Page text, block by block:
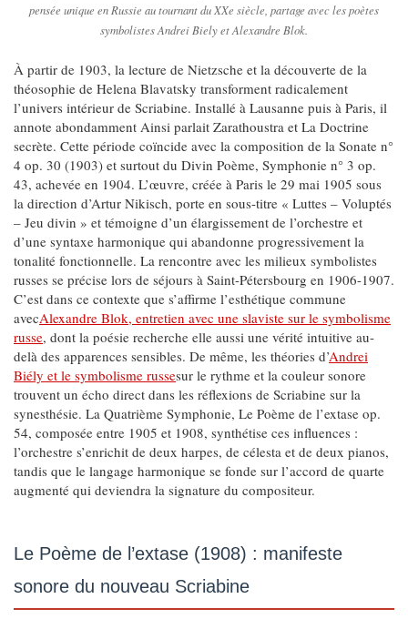
pensée unique en Russie au tournant du XXe siècle, partage avec les poètes
symbolistes Andrei Biely et Alexandre Blok.
À partir de 1903, la lecture de Nietzsche et la découverte de la
théosophie de Helena Blavatsky transforment radicalement
l’univers intérieur de Scriabine. Installé à Lausanne puis à Paris, il
annote abondamment Ainsi parlait Zarathoustra et La Doctrine
secrète. Cette période coïncide avec la composition de la Sonate n°
4 op. 30 (1903) et surtout du Divin Poème, Symphonie n° 3 op.
43, achevée en 1904. L’œuvre, créée à Paris le 29 mai 1905 sous
la direction d’Artur Nikisch, porte en sous-titre « Luttes – Voluptés
– Jeu divin » et témoigne d’un élargissement de l’orchestre et
d’une syntaxe harmonique qui abandonne progressivement la
tonalité fonctionnelle. La rencontre avec les milieux symbolistes
russes se précise lors de séjours à Saint-Pétersbourg en 1906-1907.
C’est dans ce contexte que s’affirme l’esthétique commune
avecAlexandre Blok, entretien avec une slaviste sur le symbolisme
russe, dont la poésie recherche elle aussi une vérité intuitive au-
delà des apparences sensibles. De même, les théories d’Andrei
Biély et le symbolisme russesur le rythme et la couleur sonore
trouvent un écho direct dans les réflexions de Scriabine sur la
synesthésie. La Quatrième Symphonie, Le Poème de l’extase op.
54, composée entre 1905 et 1908, synthétise ces influences :
l’orchestre s’enrichit de deux harpes, de célesta et de deux pianos,
tandis que le langage harmonique se fonde sur l’accord de quarte
augmenté qui deviendra la signature du compositeur.
Le Poème de l’extase (1908) : manifeste
sonore du nouveau Scriabine